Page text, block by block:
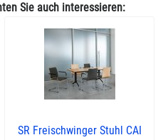
Sie auch interessieren:
SR Freischwinger Stuhl CAI